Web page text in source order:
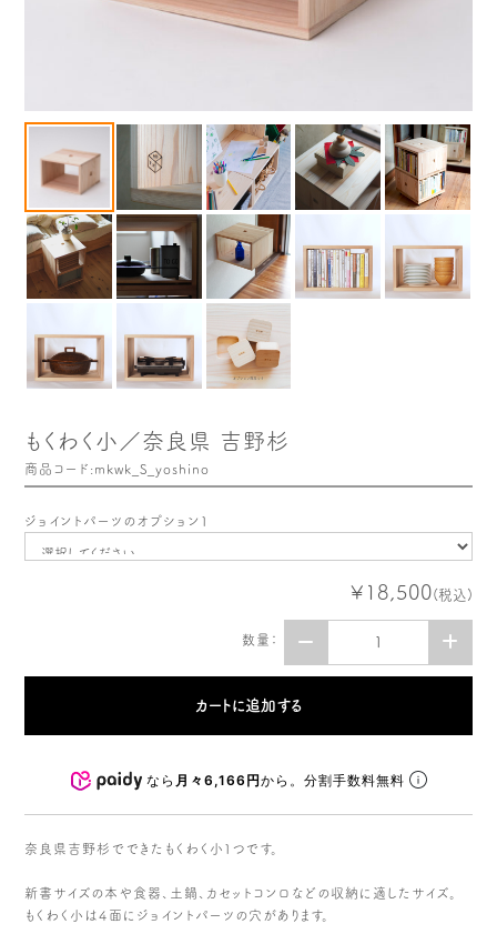
木や森のこと もくわく的 わくわく暮らし
もくわく産地だより
全て見る
もくわく小／奈良県 吉野杉
商品コード:mkwk_S_yoshino
ジョイントパーツのオプション１
¥18,500(税込)
数量：
なら 月々6,166円から。分割手数料無料
奈良県吉野杉でできたもくわく小１つです。
新書サイズの本や食器、土鍋、カセットコンロなどの収納に適したサイズ。
もくわく小は４面にジョイントパーツの穴があります。